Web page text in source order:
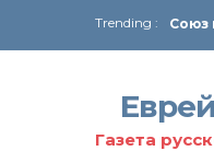
Trending :
От
Газета